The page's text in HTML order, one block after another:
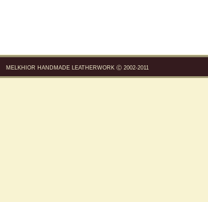
MELKHIOR HANDMADE LEATHERWORK Ⓒ 2002-2011